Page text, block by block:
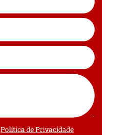
Política de Privacidade